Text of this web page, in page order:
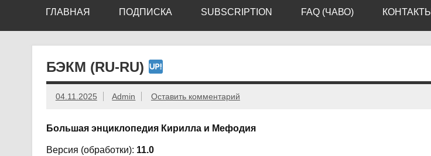
ГЛАВНАЯ ПОДПИСКА SUBSCRIPTION FAQ (ЧАВО) КОНТАКТЫ
БЭКМ (RU-RU)
04.11.2025 Admin Оставить комментарий
Большая энциклопедия Кирилла и Мефодия
Версия (обработки): 11.0